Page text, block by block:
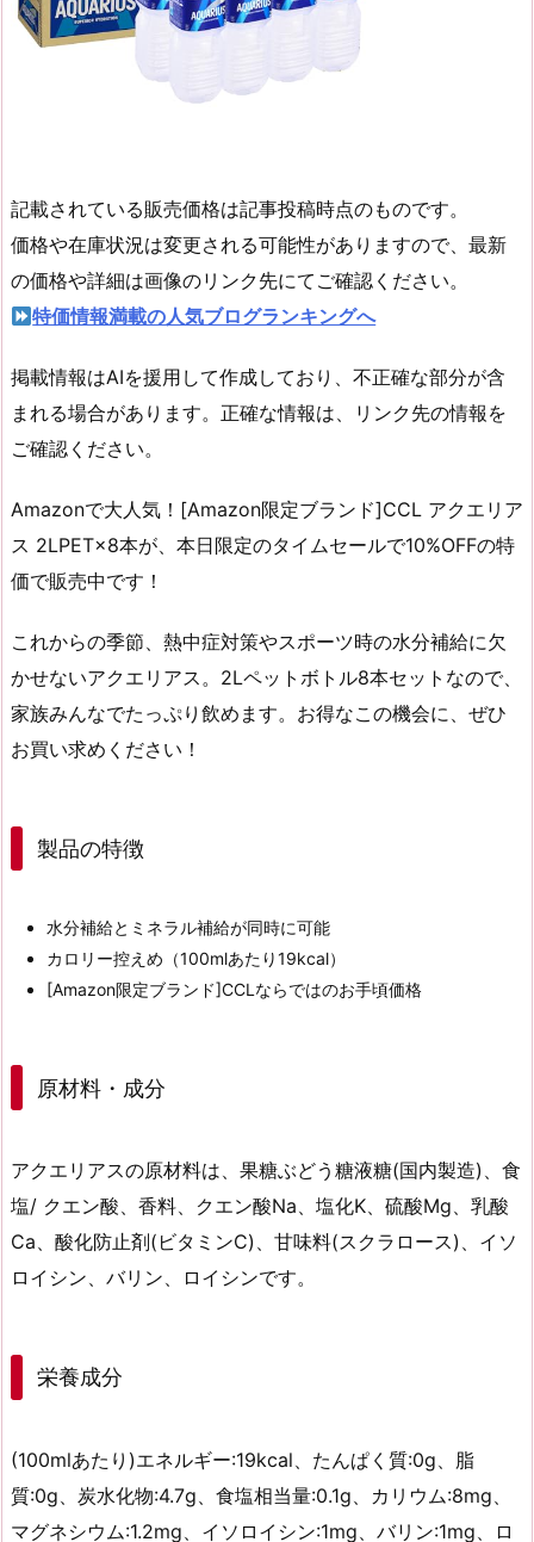
記載されている販売価格は記事投稿時点のものです。
価格や在庫状況は変更される可能性がありますので、最新
の価格や詳細は画像のリンク先にてご確認ください。
特価情報満載の人気ブログランキングへ
掲載情報はAIを援用して作成しており、不正確な部分が含
まれる場合があります。正確な情報は、リンク先の情報を
ご確認ください。
Amazonで大人気！[Amazon限定ブランド]CCL アクエリア
ス 2LPET×8本が、本日限定のタイムセールで10%OFFの特
価で販売中です！
これからの季節、熱中症対策やスポーツ時の水分補給に欠
かせないアクエリアス。2Lペットボトル8本セットなので、
家族みんなでたっぷり飲めます。お得なこの機会に、ぜひ
お買い求めください！
製品の特徴
水分補給とミネラル補給が同時に可能
カロリー控えめ（100mlあたり19kcal）
[Amazon限定ブランド]CCLならではのお手頃価格
原材料・成分
アクエリアスの原材料は、果糖ぶどう糖液糖(国内製造)、食
塩/ クエン酸、香料、クエン酸Na、塩化K、硫酸Mg、乳酸
Ca、酸化防止剤(ビタミンC)、甘味料(スクラロース)、イソ
ロイシン、バリン、ロイシンです。
栄養成分
(100mlあたり)エネルギー:19kcal、たんぱく質:0g、脂
質:0g、炭水化物:4.7g、食塩相当量:0.1g、カリウム:8mg、
マグネシウム:1.2mg、イソロイシン:1mg、バリン:1mg、ロ